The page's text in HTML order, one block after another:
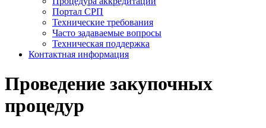
Портал СРП
Технические требования
Часто задаваемые вопросы
Техническая поддержка
Контактная информация
Проведение закупочных
процедур